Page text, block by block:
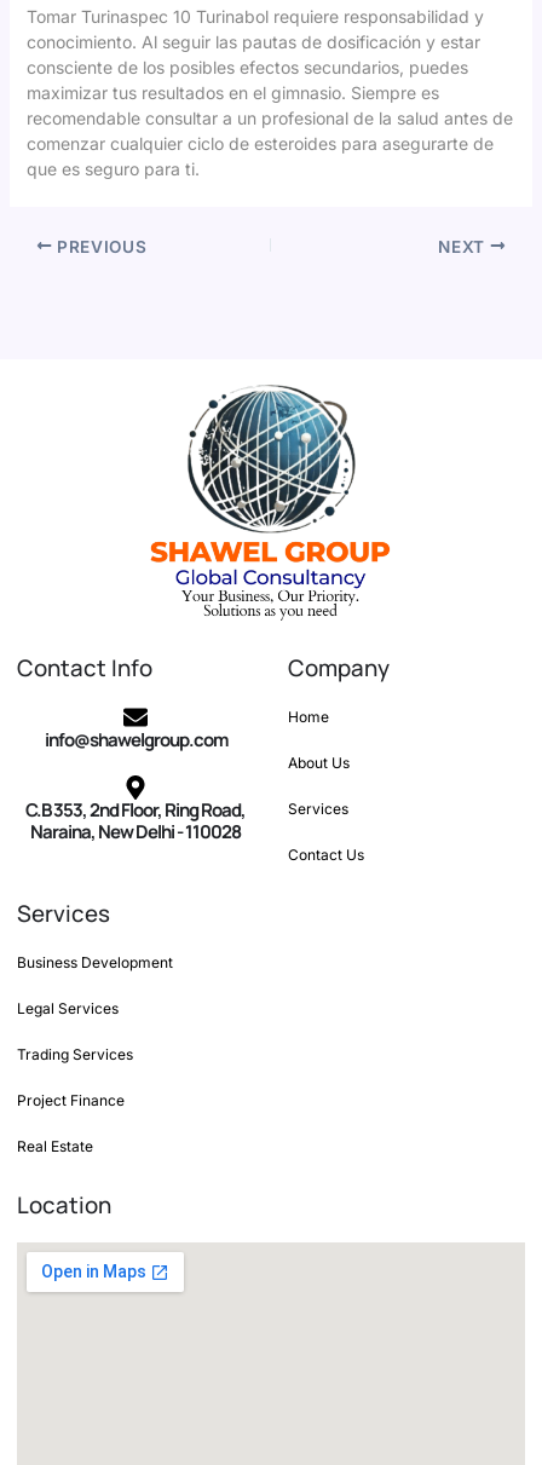
Tomar Turinaspec 10 Turinabol requiere responsabilidad y
conocimiento. Al seguir las pautas de dosificación y estar
consciente de los posibles efectos secundarios, puedes
maximizar tus resultados en el gimnasio. Siempre es
recomendable consultar a un profesional de la salud antes de
comenzar cualquier ciclo de esteroides para asegurarte de
que es seguro para ti.
PREVIOUS NEXT
Contact Info
info@shawelgroup.com
C.B 353, 2nd Floor, Ring Road,
Naraina, New Delhi - 110028
Company
Home
About Us
Services
Contact Us
Services
Business Development
Legal Services
Trading Services
Project Finance
Real Estate
Location